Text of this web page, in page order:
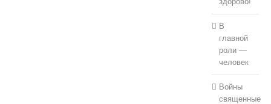
В
главной
роли —
человек
Войны
священные